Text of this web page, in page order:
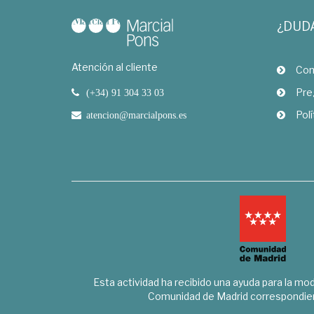
Atención al cliente
(+34) 91 304 33 03
atencion@marcialpons.es
Esta actividad ha recibido una ayuda para la
Comunidad de Madrid